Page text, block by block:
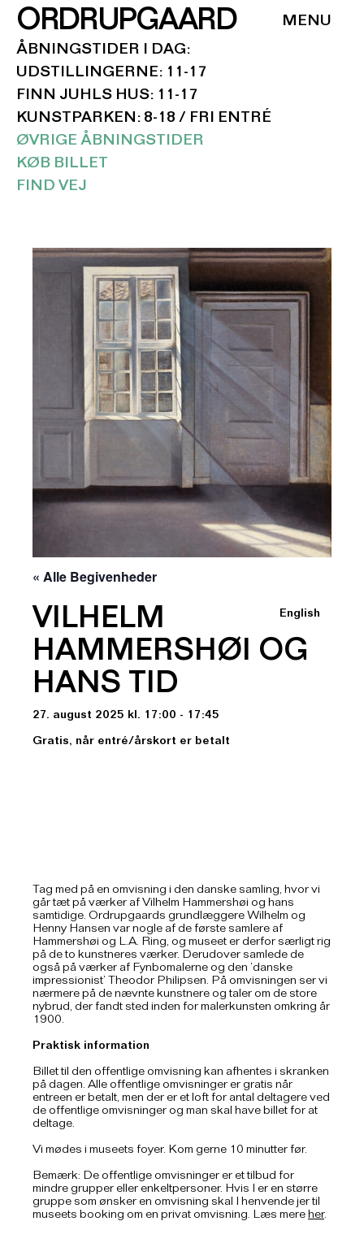
ORDRUPGAARD
ÅBNINGSTIDER I DAG:
UDSTILLINGERNE: 11-17
FINN JUHLS HUS: 11-17
KUNSTPARKEN: 8-18 / FRI ENTRÉ
ØVRIGE ÅBNINGSTIDER
KØB BILLET
FIND VEJ
English
« Alle Begivenheder
VILHELM
HAMMERSHØI OG
HANS TID
27. august 2025 kl. 17:00 - 17:45
Gratis, når entré/årskort er betalt
Tag med på en omvisning i den danske samling, hvor vi
går tæt på værker af Vilhelm Hammershøi og hans
samtidige. Ordrupgaards grundlæggere Wilhelm og
Henny Hansen var nogle af de første samlere af
Hammershøi og L.A. Ring, og museet er derfor særligt rig
på de to kunstneres værker. Derudover samlede de
også på værker af Fynbomalerne og den ’danske
impressionist’ Theodor Philipsen. På omvisningen ser vi
nærmere på de nævnte kunstnere og taler om de store
nybrud, der fandt sted inden for malerkunsten omkring år
1900.
Praktisk information
Billet til den offentlige omvisning kan afhentes i skranken
på dagen. Alle offentlige omvisninger er gratis når
entreen er betalt, men der er et loft for antal deltagere ved
de offentlige omvisninger og man skal have billet for at
deltage.
Vi mødes i museets foyer. Kom gerne 10 minutter før.
Bemærk: De offentlige omvisninger er et tilbud for
mindre grupper eller enkeltpersoner. Hvis I er en større
gruppe som ønsker en omvisning skal I henvende jer til
museets booking om en privat omvisning. Læs mereher.